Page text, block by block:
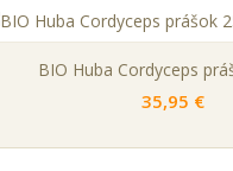
BIO Huba Cordyceps
35,95 €